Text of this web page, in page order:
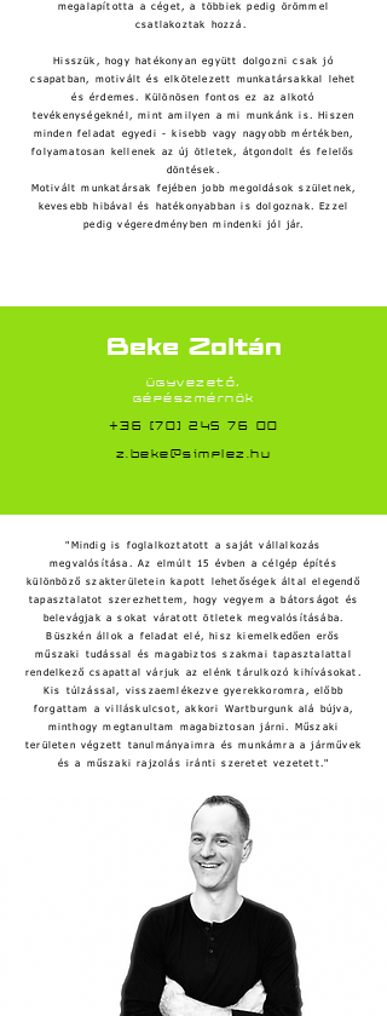
megalapította a céget, a többiek pedig örömmel
csatlakoztak hozzá.
Hisszük, hogy hatékonyan együtt dolgozni csak jó
csapatban, motivált és elkötelezett munkatársakkal lehet
és érdemes. Különösen fontos ez az alkotó
tevékenységeknél, mint amilyen a mi munkánk is. Hiszen
minden feladat egyedi - kisebb vagy nagyobb mértékben,
folyamatosan kellenek az új ötletek, átgondolt és felelős
döntések.
Motivált munkatársak fejében jobb megoldások születnek,
kevesebb hibával és hatékonyabban is dolgoznak. Ezzel
pedig végeredményben mindenki jól jár.
Beke Zoltán
ügyvezető,
gépészmérnök
+36 [70] 245 76 00
z.beke@simplez.hu
"Mindig is foglalkoztatott a saját vállalkozás
megvalósítása. Az elmúlt 15 évben a célgép építés
különböző szakterületein kapott lehetőségek által elegendő
tapasztalatot szerezhettem, hogy vegyem a bátorságot és
belevágjak a sokat váratott ötletek megvalósításába.
Büszkén állok a feladat elé, hisz kiemelkedően erős
műszaki tudással és magabiztos szakmai tapasztalattal
rendelkező csapattal várjuk az elénk tárulkozó kihívásokat.
Kis túlzással, visszaemlékezve gyerekkoromra, előbb
forgattam a villáskulcsot, akkori Wartburgunk alá bújva,
minthogy megtanultam magabiztosan járni. Műszaki
területen végzett tanulmányaimra és munkámra a járművek
és a műszaki rajzolás iránti szeretet vezetett."